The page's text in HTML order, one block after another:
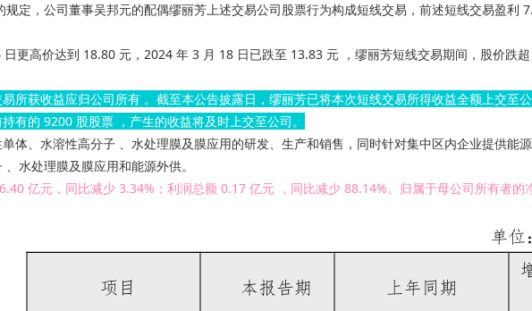
定，公司董事吴邦元的配偶缪丽芳上述交易公司股票行为构成短线交易，前述短线交易盈利
高价达到 18.80 元，2024 年 3 月 18 日已跌至 13.83 元 ，缪丽芳短线交易期间，股价跌超
交易所获收益应归公司所有 。截至本公告披露日，缪丽芳已将本次短线交易所得收益全额上交至公
的 9200 股股票 ，产生的收益将及时上交至公司。
、水溶性高分子 、水处理膜及膜应用的研发、生产和销售，同时针对集中区内企业提
水处理膜及膜应用和能源外供。
亿元，同比减少 3.34%；利润总额 0.17 亿元 ，同比减少 88.14%。归属于母公司所有者的净